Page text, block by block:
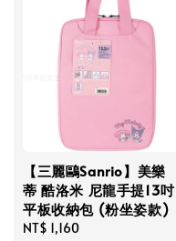
【三麗鷗Sanrio】美樂
蒂 酷洛米 尼龍手提13吋
平板收納包 (粉坐姿款)
Regular
NT$ 1,160